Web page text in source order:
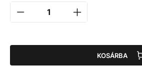
KOSÁRBA